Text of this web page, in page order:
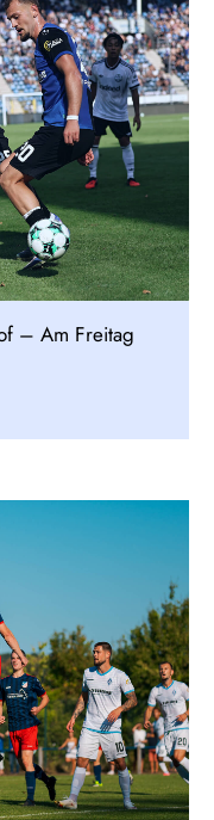
– Am Freitag